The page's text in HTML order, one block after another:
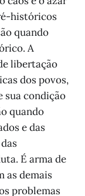
históricos
quando
A
libertação
dos povos,
sua condição
quando
e das
É arma de
as demais
problemas